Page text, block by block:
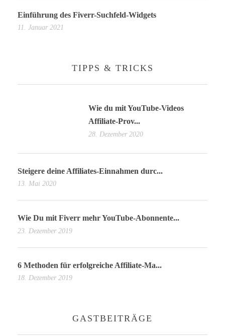
Einführung des Fiverr-Suchfeld-Widgets
11. Januar 2021
TIPPS & TRICKS
Wie du mit YouTube-Videos
Affiliate-Prov...
28. Dezember 2020
Steigere deine Affiliates-Einnahmen durc...
13. Mai 2020
Wie Du mit Fiverr mehr YouTube-Abonnente...
23. Dezember 2019
6 Methoden für erfolgreiche Affiliate-Ma...
18. Dezember 2019
GASTBEITRÄGE